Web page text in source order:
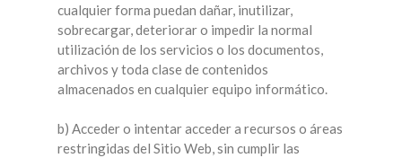
cualquier forma puedan dañar, inutilizar,
sobrecargar, deteriorar o impedir la normal
utilización de los servicios o los documentos,
archivos y toda clase de contenidos
almacenados en cualquier equipo informático.
b) Acceder o intentar acceder a recursos o áreas
restringidas del Sitio Web, sin cumplir las